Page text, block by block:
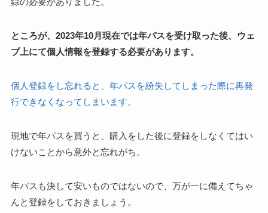
ところが、2023年10月現在では年パスを受け取った後、ウェ
ブ上にて個人情報を登録する必要があります。
個人登録をし忘れると、年パスを紛失してしまった際に再発
行できなくなってしまいます。
現地で年パスを買うと、購入をした後に登録をしなくてはい
けないことから意外と忘れがち。
年パスも決して安いものではないので、万が一に備えてちゃ
んと登録をしておきましょう。